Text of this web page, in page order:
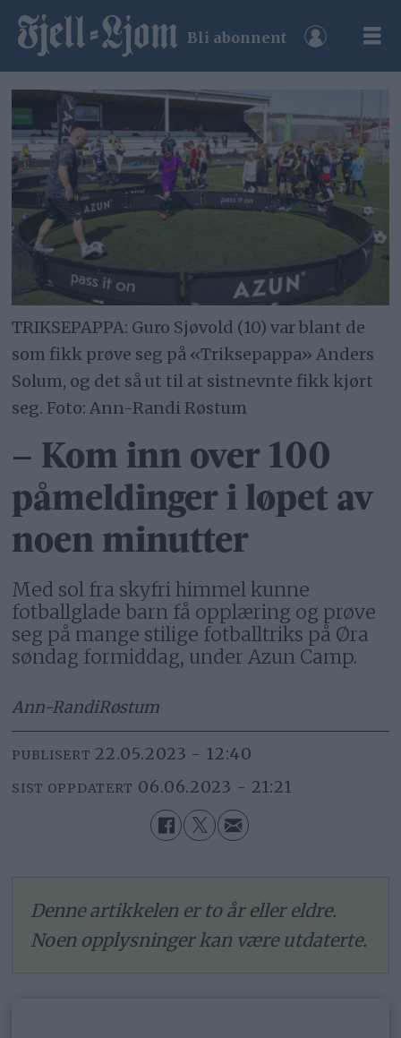
Bli abonnent
TRIKSEPAPPA: Guro Sjøvold (10) var blant de
som fikk prøve seg på «Triksepappa» Anders
Solum, og det så ut til at sistnevnte fikk kjørt
seg. Foto: Ann-Randi Røstum
– Kom inn over 100
påmeldinger i løpet av
noen minutter
Med sol fra skyfri himmel kunne
fotballglade barn få opplæring og prøve
seg på mange stilige fotballtriks på Øra
søndag formiddag, under Azun Camp.
Ann-RandiRøstum
PUBLISERT 22.05.2023 - 12:40
SIST OPPDATERT 06.06.2023 - 21:21
Denne artikkelen er to år eller eldre.
Noen opplysninger kan være utdaterte.